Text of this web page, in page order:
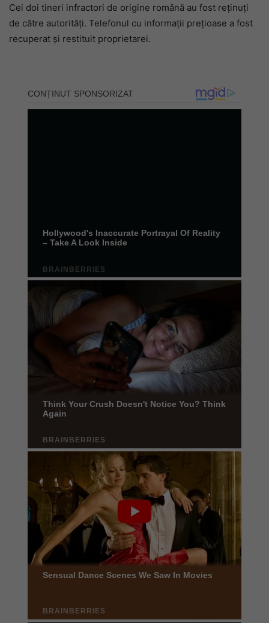
Cei doi tineri infractori de origine română au fost reținuți
de către autorități. Telefonul cu informații prețioase a fost
recuperat și restituit proprietarei.